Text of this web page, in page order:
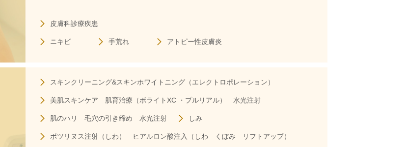
皮膚科診療疾患
ニキビ 手荒れ アトピー性皮膚炎
スキンクリーニング&スキンホワイトニング（エレクトロポレーション）
美肌スキンケア 肌育治療（ボライトXC ・プルリアル） 水光注射
肌のハリ 毛穴の引き締め 水光注射 しみ
ボツリヌス注射（しわ） ヒアルロン酸注入（しわ くぼみ リフトアップ）